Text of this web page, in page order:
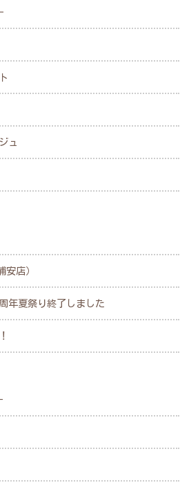
ュ
安店）
年夏祭り終了しました